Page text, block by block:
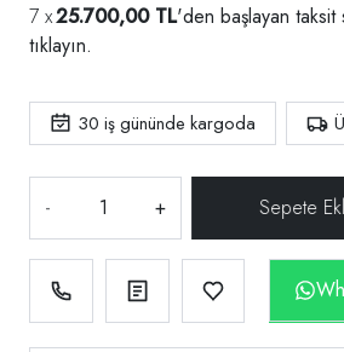
25.700,00 TL'den başlayan
tıklayın.
30 iş gününde kargoda
- +